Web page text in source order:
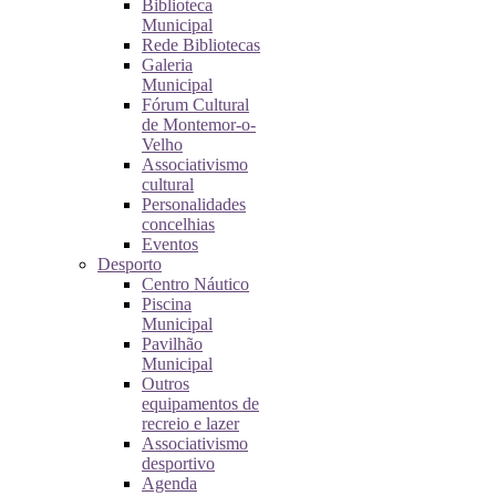
Biblioteca
Municipal
Rede Bibliotecas
Galeria
Municipal
Fórum Cultural
de Montemor-o-
Velho
Associativismo
cultural
Personalidades
concelhias
Eventos
Desporto
Centro Náutico
Piscina
Municipal
Pavilhão
Municipal
Outros
equipamentos de
recreio e lazer
Associativismo
desportivo
Agenda